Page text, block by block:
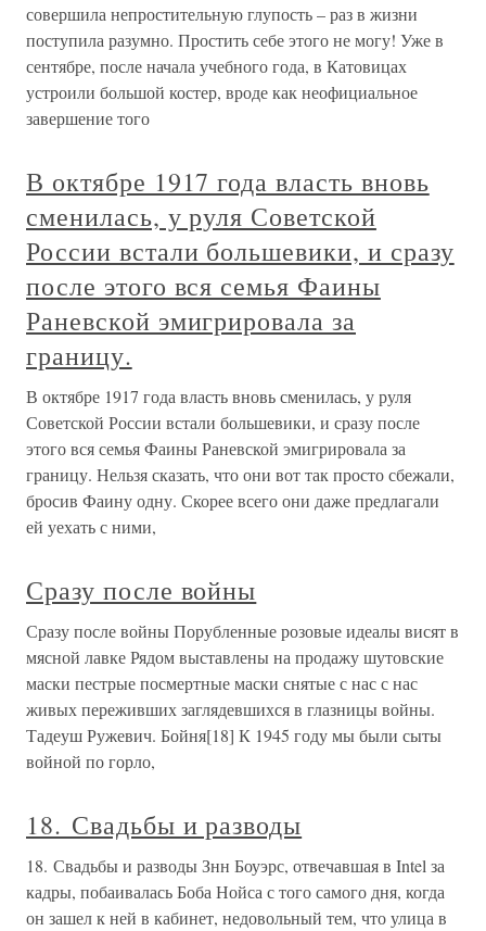
совершила непростительную глупость – раз в жизни
поступила разумно. Простить себе этого не могу! Уже в
сентябре, после начала учебного года, в Катовицах
устроили большой костер, вроде как неофициальное
завершение того
В октябре 1917 года власть вновь
сменилась, у руля Советской
России встали большевики, и сразу
после этого вся семья Фаины
Раневской эмигрировала за
границу.
В октябре 1917 года власть вновь сменилась, у руля
Советской России встали большевики, и сразу после
этого вся семья Фаины Раневской эмигрировала за
границу. Нельзя сказать, что они вот так просто сбежали,
бросив Фаину одну. Скорее всего они даже предлагали
ей уехать с ними,
Сразу после войны
Сразу после войны Порубленные розовые идеалы висят в
мясной лавке Рядом выставлены на продажу шутовские
маски пестрые посмертные маски снятые с нас с нас
живых переживших заглядевшихся в глазницы войны.
Тадеуш Ружевич. Бойня[18] К 1945 году мы были сыты
войной по горло,
18. Свадьбы и разводы
18. Свадьбы и разводы Знн Боуэрс, отвечавшая в Intel за
кадры, побаивалась Боба Нойса с того самого дня, когда
он зашел к ней в кабинет, недовольный тем, что улица в